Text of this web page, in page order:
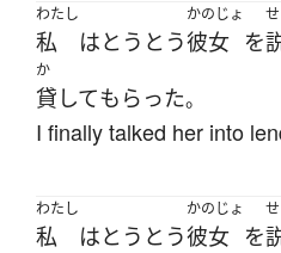
わたし
私 はとうとう
かのじょ
彼女 を
か
貸してもらった。
I finally talked her into
わたし
私 はとうとう
かのじょ
彼女 を